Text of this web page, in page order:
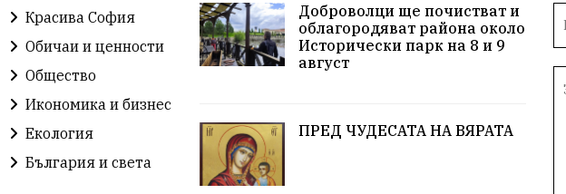
Красива София
Обичаи и ценности
Общество
Икономика и бизнес
Екология
България и света
Доброволци ще почистват и
облагородяват района около
Исторически парк на 8 и 9
август
ПРЕД ЧУДЕСАТА НА ВЯРАТА